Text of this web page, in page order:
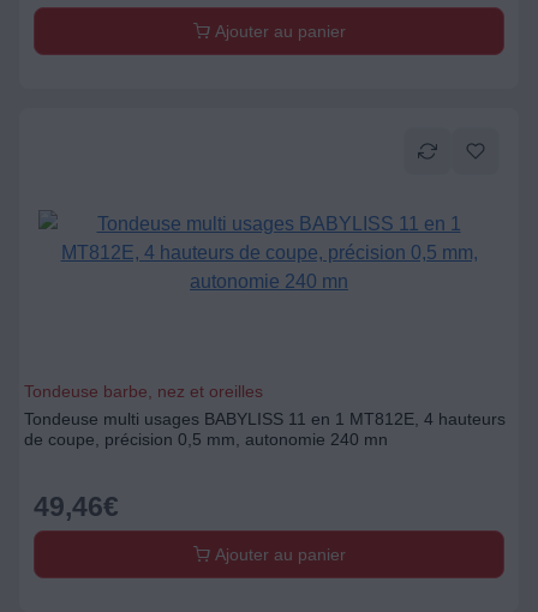
Ajouter au panier
Tondeuse barbe, nez et oreilles
Tondeuse multi usages BABYLISS 11 en 1 MT812E, 4 hauteurs
de coupe, précision 0,5 mm, autonomie 240 mn
49,46€
Ajouter au panier